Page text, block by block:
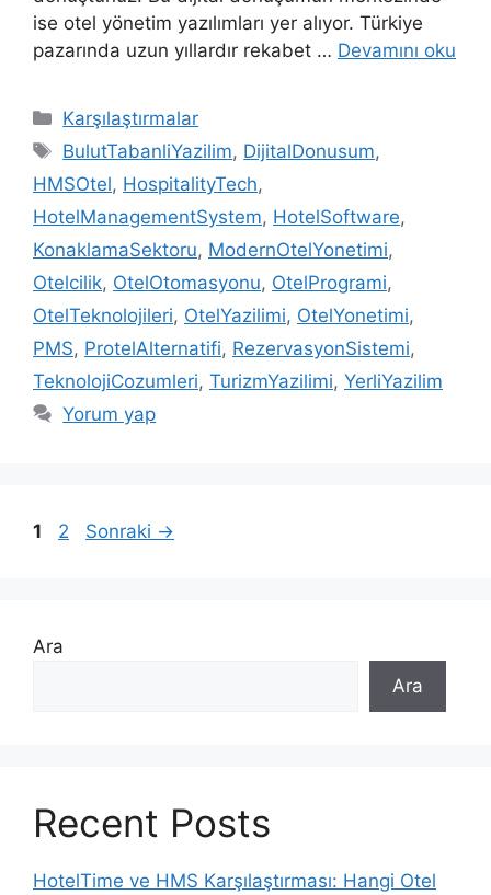
ise otel yönetim yazılımları yer alıyor. Türkiye
pazarında uzun yıllardır rekabet … Devamını oku
Kategoriler
Karşılaştırmalar
Etiketler
BulutTabanliYazilim, DijitalDonusum,
HMSOtel, HospitalityTech,
HotelManagementSystem, HotelSoftware,
KonaklamaSektoru, ModernOtelYonetimi,
Otelcilik, OtelOtomasyonu, OtelProgrami,
OtelTeknolojileri, OtelYazilimi, OtelYonetimi,
PMS, ProtelAlternatifi, RezervasyonSistemi,
TeknolojiCozumleri, TurizmYazilimi, YerliYazilim
Yorum yap
Sayfa
1 Sayfa
2 Sonraki →
Ara
Ara
Recent Posts
HotelTime ve HMS Karşılaştırması: Hangi Otel